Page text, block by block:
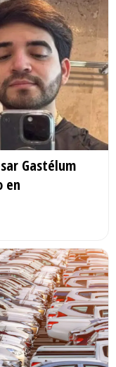
Gastélum
en